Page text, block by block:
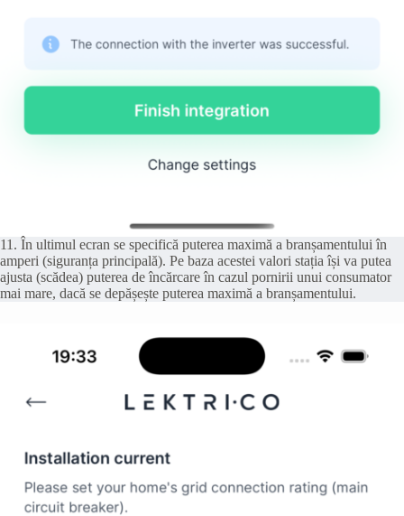
11. În ultimul ecran se specifică puterea maximă a branșamentului în
amperi (siguranța principală). Pe baza acestei valori stația își va putea
ajusta (scădea) puterea de încărcare în cazul pornirii unui consumator
mai mare, dacă se depășește puterea maximă a branșamentului.